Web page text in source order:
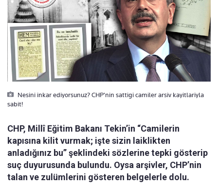
Nesini inkar ediyorsunuz? CHP'nin sattigi camiler arsiv kayitlariyla
sabit!
CHP, Millî Eğitim Bakanı Tekin’in “Camilerin
kapısına kilit vurmak; işte sizin laiklikten
anladığınız bu” şeklindeki sözlerine tepki gösterip
suç duyurusunda bulundu. Oysa arşivler, CHP’nin
talan ve zulümlerini gösteren belgelerle dolu.